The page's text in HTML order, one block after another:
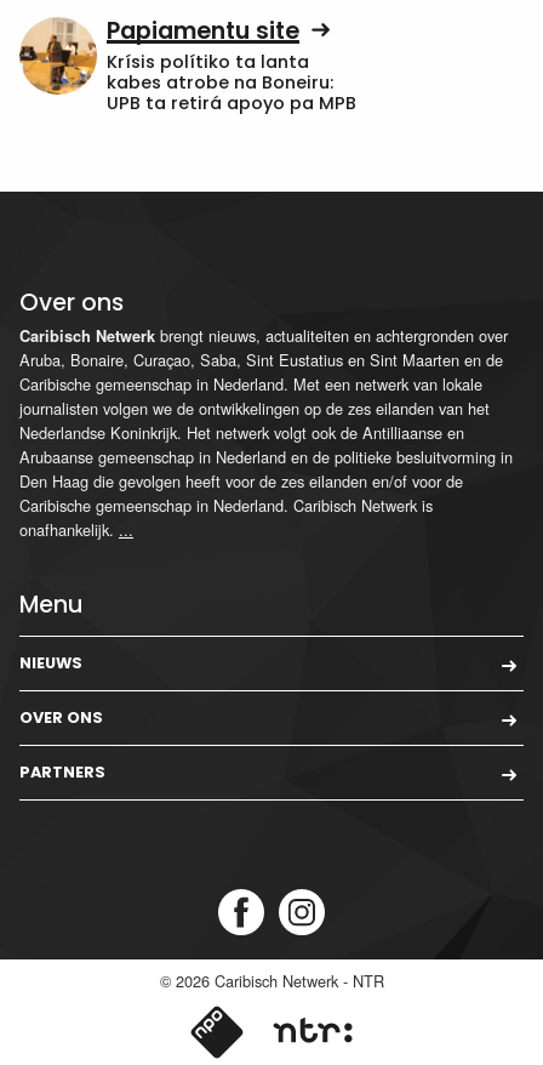
Papiamentu site
Krísis polítiko ta lanta
kabes atrobe na Boneiru:
UPB ta retirá apoyo pa MPB
Over ons
Caribisch Netwerk brengt nieuws, actualiteiten en achtergronden over
Aruba, Bonaire, Curaçao, Saba, Sint Eustatius en Sint Maarten en de
Caribische gemeenschap in Nederland. Met een netwerk van lokale
journalisten volgen we de ontwikkelingen op de zes eilanden van het
Nederlandse Koninkrijk. Het netwerk volgt ook de Antilliaanse en
Arubaanse gemeenschap in Nederland en de politieke besluitvorming in
Den Haag die gevolgen heeft voor de zes eilanden en/of voor de
Caribische gemeenschap in Nederland. Caribisch Netwerk is
onafhankelijk. ...
Menu
NIEUWS
OVER ONS
PARTNERS
© 2026 Caribisch Netwerk - NTR